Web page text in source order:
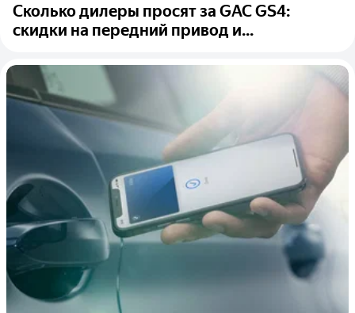
Сколько дилеры просят за GAC GS4:
скидки на передний привод и...